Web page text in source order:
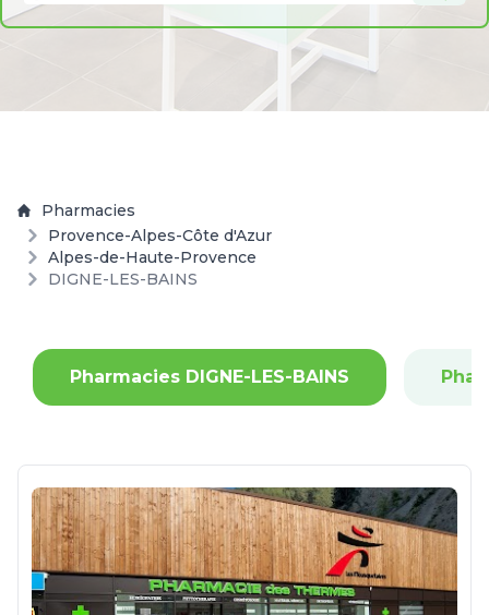
Pharmacies
Provence-Alpes-Côte d'Azur
Alpes-de-Haute-Provence
DIGNE-LES-BAINS
Pharmacies DIGNE-LES-BAINS